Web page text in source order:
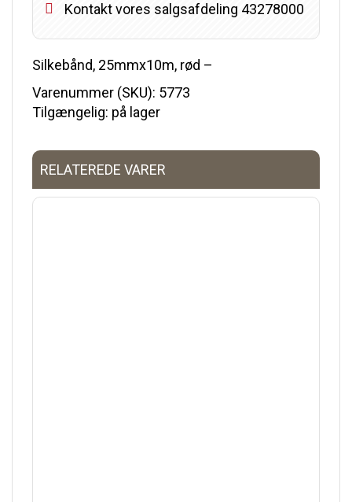
Kontakt vores salgsafdeling 43278000
Silkebånd, 25mmx10m, rød –
Varenummer (SKU): 5773
Tilgængelig: på lager
RELATEREDE VARER